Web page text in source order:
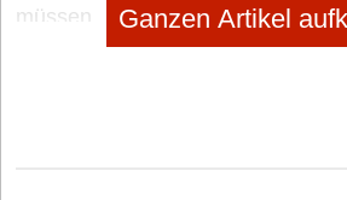
müssen
Ganzen Artikel